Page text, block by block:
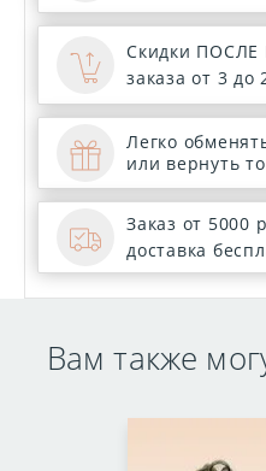
Скидки ПОСЛЕ
заказа от 3 до
Легко
или вернуть
Заказ от 5000
доставка
Вам также